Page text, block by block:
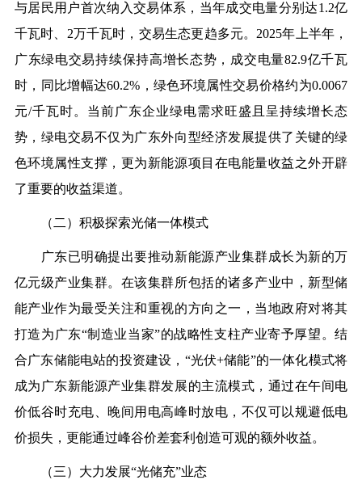
与居民用户首次纳入交易体系，当年成交电量分别达1.2亿
千瓦时、2万千瓦时，交易生态更趋多元。2025年上半年，
广东绿电交易持续保持高增长态势，成交电量82.9亿千瓦
时，同比增幅达60.2%，绿色环境属性交易价格约为0.0067
元/千瓦时。当前广东企业绿电需求旺盛且呈持续增长态
势，绿电交易不仅为广东外向型经济发展提供了关键的绿
色环境属性支撑，更为新能源项目在电能量收益之外开辟
了重要的收益渠道。
（二）积极探索光储一体模式
广东已明确提出要推动新能源产业集群成长为新的万
亿元级产业集群。在该集群所包括的诸多产业中，新型储
能产业作为最受关注和重视的方向之一，当地政府对将其
打造为广东“制造业当家”的战略性支柱产业寄予厚望。结
合广东储能电站的投资建设，“光伏+储能”的一体化模式将
成为广东新能源产业集群发展的主流模式，通过在午间电
价低谷时充电、晚间用电高峰时放电，不仅可以规避低电
价损失，更能通过峰谷价差套利创造可观的额外收益。
（三）大力发展“光储充”业态